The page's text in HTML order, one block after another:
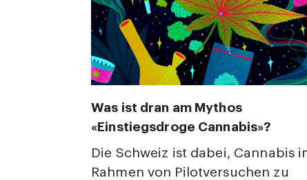
Was ist dran am Mythos
«Einstiegsdroge Cannabis»?
Die Schweiz ist dabei, Cannabis
Rahmen von Pilotversuchen zu